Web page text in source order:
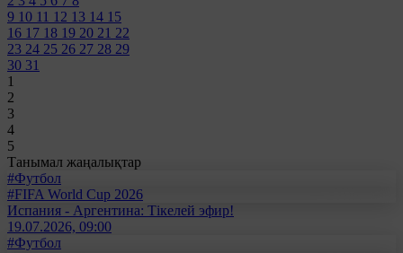
9 10 11 12 13 14 15
16 17 18 19 20 21 22
23 24 25 26 27 28 29
30 31
1
2
3
4
5
Танымал жаңалықтар
#Футбол
#FIFA World Cup 2026
Испания - Аргентина: Тікелей эфир!
19.07.2026, 09:00
#Футбол